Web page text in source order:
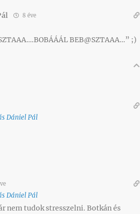
8 éve
BEB@SZTAAA…” ;)
Dániel Pál
Dániel Pál
nem tudok stresszelni. Botkán és